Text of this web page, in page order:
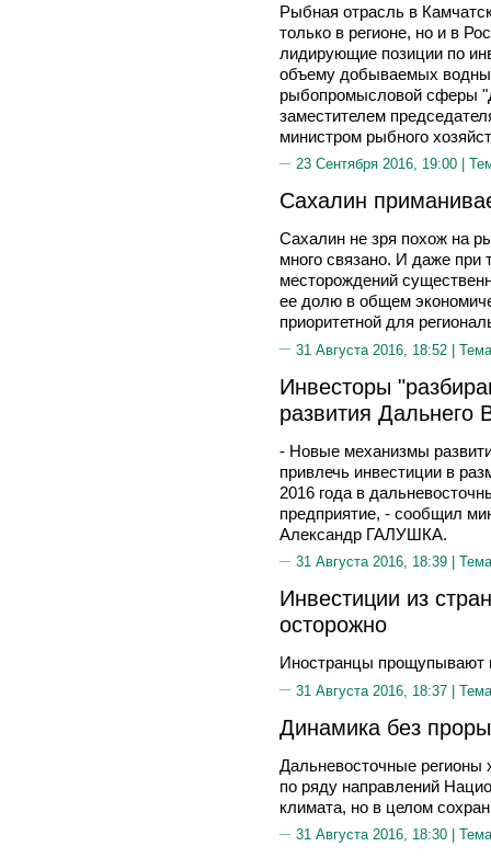
Рыбная отрасль в
только в регионе, но и в
лидирующие позиции по
объему добываемых
рыбопромысловой сферы
заместителем
министром рыбного
23 Сентября 2016, 19:00 |
Сахалин
Сахалин не зря похож на
много связано. И даже при
месторождений
ее долю в общем
приоритетной для
31 Августа 2016, 18:52 |
Инвесторы
развития Дальнего
- Новые механизмы
привлечь инвестиции в
2016 года в
предприятие, - сообщил
Александр ГАЛУШКА.
31 Августа 2016, 18:39 |
Инвестиции из
осторожно
Иностранцы прощупывают
31 Августа 2016, 18:37 |
Динамика без
Дальневосточные регионы
по ряду направлений
климата, но в целом
31 Августа 2016, 18:30 |